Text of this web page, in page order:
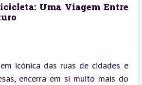
Uma Viagem Entre
icónica das ruas de cidades e
encerra em si muito mais do